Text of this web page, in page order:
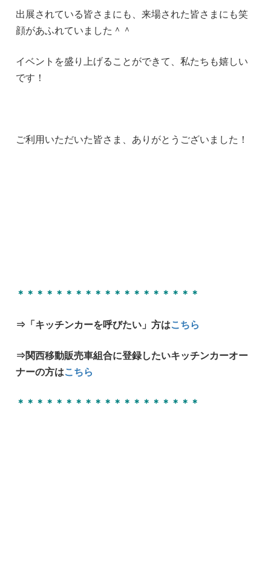
出展されている皆さまにも、来場された皆さまにも笑
顔があふれていました＾＾
イベントを盛り上げることができて、私たちも嬉しい
です！
ご利用いただいた皆さま、ありがとうございました！
＊＊＊＊＊＊＊＊＊＊＊＊＊＊＊＊＊＊＊
⇒「キッチンカーを呼びたい」方はこちら
⇒関西移動販売車組合に登録したいキッチンカーオー
ナーの方はこちら
＊＊＊＊＊＊＊＊＊＊＊＊＊＊＊＊＊＊＊